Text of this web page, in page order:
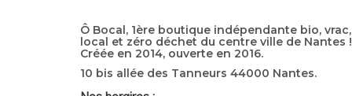
Ô Bocal, 1ère boutique indépendante bio, vrac,
local et zéro déchet du centre ville de Nantes !
Créée en 2014, ouverte en 2016.
10 bis allée des Tanneurs 44000 Nantes.